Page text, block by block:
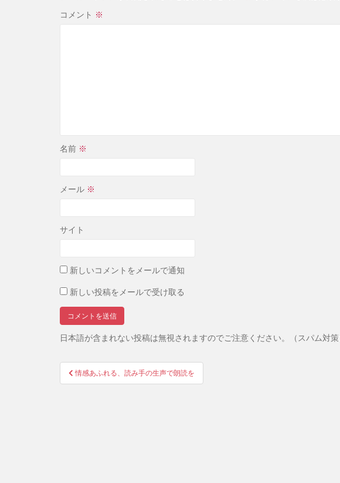
コメント ※
名前 ※
メール ※
サイト
新しいコメントをメールで通知
新しい投稿をメールで受け取る
日本語が含まれない投稿は無視されますのでご注意ください。（スパム対策
投
稿
情感あふれる、読み手の生声で朗読を